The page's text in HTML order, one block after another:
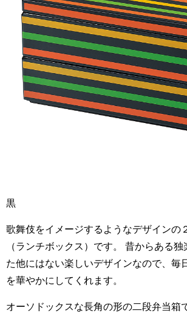
黒
歌舞伎をイメージするようなデザインの
（ランチボックス）です。 昔からある
た他にはない楽しいデザインなので、毎
を華やかにしてくれます。
オーソドックスな長角の形の二段弁当箱